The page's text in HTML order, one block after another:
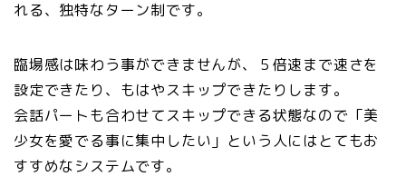
れる、独特なターン制です。
臨場感は味わう事ができませんが、５倍速まで速さを
設定できたり、もはやスキップできたりします。
会話パートも合わせてスキップできる状態なので「美
少女を愛でる事に集中したい」という人にはとてもお
すすめなシステムです。